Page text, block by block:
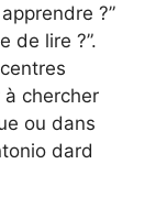
?”
de lire ?”.
à chercher
ou dans
dard